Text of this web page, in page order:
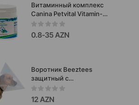
Витаминный комплекс
Canina Petvital Vitamin-
Tabs для
привередливых собак и
кошек 100 гр.
0.8-35 AZN
Воротник Beeztees
защитный с
фиксаторами для собак.
Размер: 31-38х15 см.
12 AZN